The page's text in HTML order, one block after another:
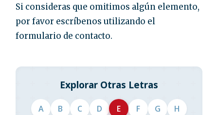
Si consideras que omitimos algún elemento,
por favor escríbenos utilizando el
formulario de contacto.
Explorar Otras Letras
A B C D E F G
H